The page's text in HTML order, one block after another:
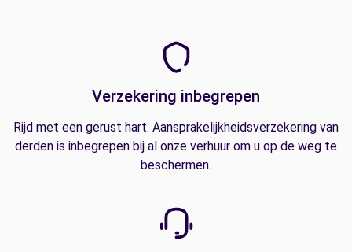
Verzekering inbegrepen
Rijd met een gerust hart. Aansprakelijkheidsverzekering van
derden is inbegrepen bij al onze verhuur om u op de weg te
beschermen.